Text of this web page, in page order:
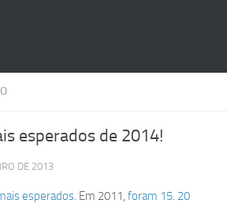
esperados de 2014!
DE 2013
esperados. Em 2011, foram 15. 20